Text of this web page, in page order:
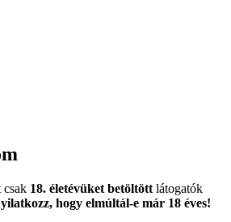
csak 18. életévüket betöltött látogatók
hogy elmúltál-e már 18 éves!